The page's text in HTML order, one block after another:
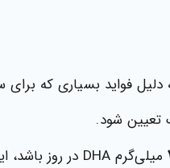
دلیل فواید بسیاری که
تعیین شود.
میلی‌گرم DHA در روز باشد، این مقدار می‌تواند از منابع غذایی نظیر ماهی یا از طریق مکمل‌های خوراکی تامین شود.